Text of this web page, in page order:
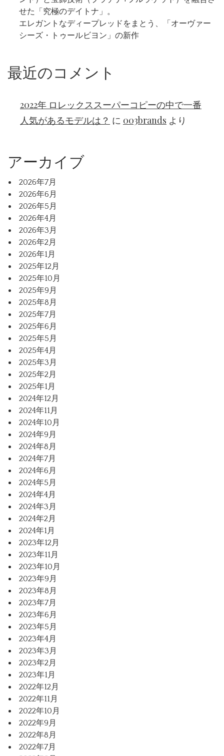
せた「究極のデイトナ」。
エレガントなディープレッドをまとう、「オーヴァー
シーズ・トゥールビヨン」の新作
最近のコメント
2022年 ロレックススーパーコピーの中で一番
人気があるモデルは？ に 003brands より
アーカイブ
2026年7月
2026年6月
2026年5月
2026年4月
2026年3月
2026年2月
2026年1月
2025年12月
2025年10月
2025年9月
2025年8月
2025年7月
2025年6月
2025年5月
2025年4月
2025年3月
2025年2月
2025年1月
2024年12月
2024年11月
2024年10月
2024年9月
2024年8月
2024年7月
2024年6月
2024年5月
2024年4月
2024年3月
2024年2月
2024年1月
2023年12月
2023年11月
2023年10月
2023年9月
2023年8月
2023年7月
2023年6月
2023年5月
2023年4月
2023年3月
2023年2月
2023年1月
2022年12月
2022年11月
2022年10月
2022年9月
2022年8月
2022年7月